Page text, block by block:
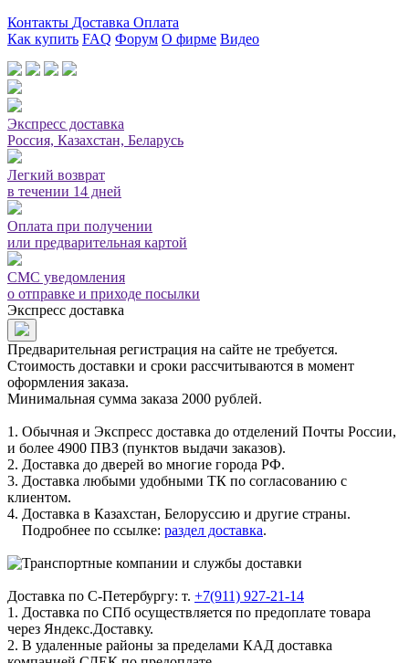
Контакты Доставка Оплата
Как купить FAQ Форум О фирме Видео
Экспресс доставка
Россия, Казахстан, Беларусь
Легкий возврат
в течении 14 дней
Оплата при получении
или предварительная картой
СМС уведомления
о отправке и приходе посылки
Экспресс доставка
Предварительная регистрация на сайте не требуется.
Стоимость доставки и сроки рассчитываются в момент
оформления заказа.
Минимальная сумма заказа 2000 рублей.
1. Обычная и Экспресс доставка до отделений Почты России,
и более 4900 ПВЗ (пунктов выдачи заказов).
2. Доставка до дверей во многие города РФ.
3. Доставка любыми удобными ТК по согласованию с
клиентом.
4. Доставка в Казахстан, Белоруссию и другие страны.
Подробнее по ссылке: раздел доставка.
Доставка по С-Петербургу: т. +7(911) 927-21-14
1. Доставка по СПб осуществляется по предоплате товара
через Яндекс.Доставку.
2. В удаленные районы за пределами КАД доставка